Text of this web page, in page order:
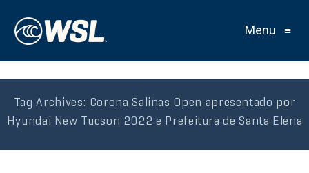
Menu ≡
Tag Archives: Corona Salinas Open apresentado por
Hyundai New Tucson 2022 e Prefeitura de Santa Elena